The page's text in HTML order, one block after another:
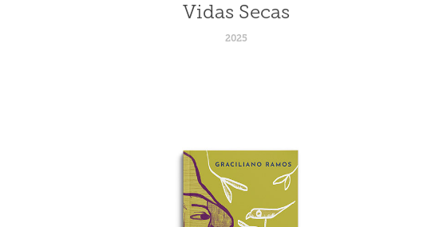
Vidas Secas
2025